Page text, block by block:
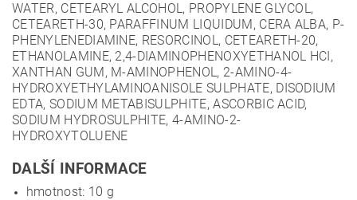
WATER, CETEARYL ALCOHOL, PROPYLENE GLYCOL,
CETEARETH-30, PARAFFINUM LIQUIDUM, CERA ALBA, P-
PHENYLENEDIAMINE, RESORCINOL, CETEARETH-20,
ETHANOLAMINE, 2,4-DIAMINOPHENOXYETHANOL HCI,
XANTHAN GUM, M-AMINOPHENOL, 2-AMINO-4-
HYDROXYETHYLAMINOANISOLE SULPHATE, DISODIUM
EDTA, SODIUM METABISULPHITE, ASCORBIC ACID,
SODIUM HYDROSULPHITE, 4-AMINO-2-
HYDROXYTOLUENE
DALŠÍ INFORMACE
hmotnost: 10 g